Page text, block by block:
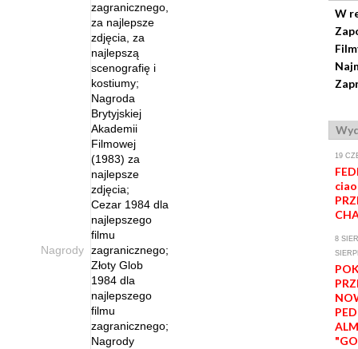
Nagrody
zagranicznego,
za najlepsze
zdjęcia, za
najlepszą
scenografię i
kostiumy;
Nagroda
Brytyjskiej
Akademii
Filmowej
(1983) za
najlepsze
zdjęcia;
Cezar 1984 dla
najlepszego
filmu
zagranicznego;
Złoty Glob
1984 dla
najlepszego
filmu
zagranicznego;
Nagrody
W
19
8